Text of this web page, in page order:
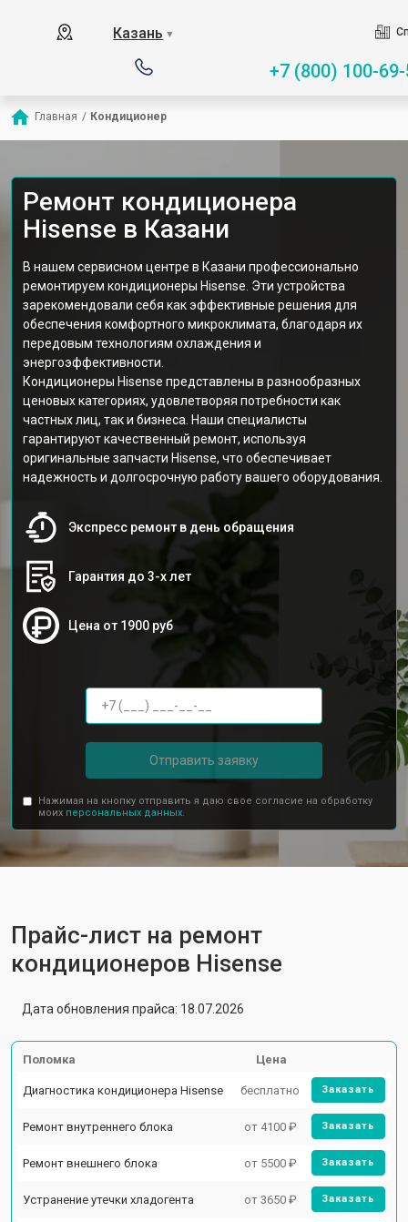
Казань ▼
+7 (800) 100-
Главная / Кондиционер
Ремонт кондиционера
Hisense в Казани
В нашем сервисном центре в Казани профессионально
ремонтируем кондиционеры Hisense. Эти устройства
зарекомендовали себя как эффективные решения для
обеспечения комфортного микроклимата, благодаря их
передовым технологиям охлаждения и
энергоэффективности.
Кондиционеры Hisense представлены в разнообразных
ценовых категориях, удовлетворяя потребности как
частных лиц, так и бизнеса. Наши специалисты
гарантируют качественный ремонт, используя
оригинальные запчасти Hisense, что обеспечивает
надежность и долгосрочную работу вашего оборудования.
Экспресс ремонт в день обращения
Гарантия до 3-х лет
Цена от 1900 руб
Отправить заявку
Нажимая на кнопку отправить я даю свое согласие на обработку
моих персональных данных.
Прайс-лист на ремонт
кондиционеров Hisense
Дата обновления прайса: 18.07.2026
Поломка Цена
Диагностика кондиционера Hisense бесплатно Заказать
Ремонт внутреннего блока от 4100 ₽ Заказать
Ремонт внешнего блока от 5500 ₽ Заказать
Устранение утечки хладогента от 3650 ₽ Заказать